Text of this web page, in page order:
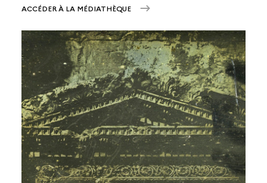
ACCÉDER À LA MÉDIATHÈQUE